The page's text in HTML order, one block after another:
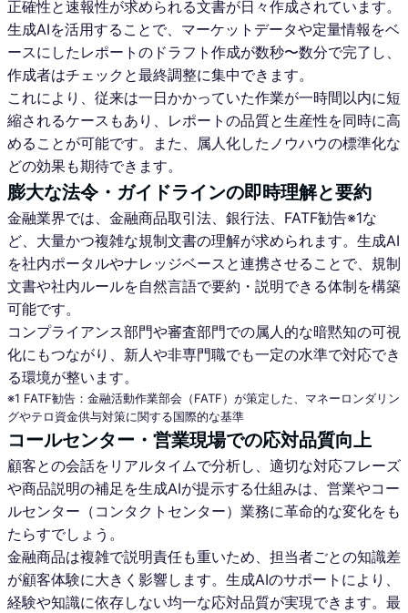
正確性と速報性が求められる文書が日々作成されています。
生成AIを活用することで、マーケットデータや定量情報をベ
ースにしたレポートのドラフト作成が数秒〜数分で完了し、
作成者はチェックと最終調整に集中できます。
これにより、従来は一日かかっていた作業が一時間以内に短
縮されるケースもあり、レポートの品質と生産性を同時に高
めることが可能です。また、属人化したノウハウの標準化な
どの効果も期待できます。
膨大な法令・ガイドラインの即時理解と要約
金融業界では、金融商品取引法、銀行法、FATF勧告※1な
ど、大量かつ複雑な規制文書の理解が求められます。生成AI
を社内ポータルやナレッジベースと連携させることで、規制
文書や社内ルールを自然言語で要約・説明できる体制を構築
可能です。
コンプライアンス部門や審査部門での属人的な暗黙知の可視
化にもつながり、新人や非専門職でも一定の水準で対応でき
る環境が整います。
※1 FATF勧告：金融活動作業部会（FATF）が策定した、マネーロンダリン
グやテロ資金供与対策に関する国際的な基準
コールセンター・営業現場での応対品質向上
顧客との会話をリアルタイムで分析し、適切な対応フレーズ
や商品説明の補足を生成AIが提示する仕組みは、営業やコー
ルセンター（コンタクトセンター）業務に革命的な変化をも
たらすでしょう。
金融商品は複雑で説明責任も重いため、担当者ごとの知識差
が顧客体験に大きく影響します。生成AIのサポートにより、
経験や知識に依存しない均一な応対品質が実現できます。最